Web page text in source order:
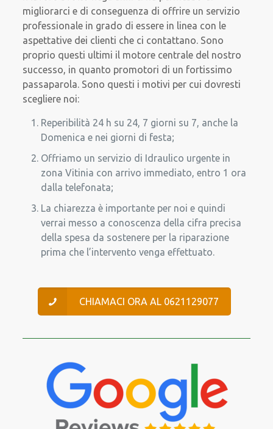
migliorarci e di conseguenza di offrire un servizio
professionale in grado di essere in linea con le
aspettative dei clienti che ci contattano. Sono
proprio questi ultimi il motore centrale del nostro
successo, in quanto promotori di un fortissimo
passaparola. Sono questi i motivi per cui dovresti
scegliere noi:
Reperibilità 24 h su 24, 7 giorni su 7, anche la
Domenica e nei giorni di festa;
Offriamo un servizio di Idraulico urgente in
zona Vitinia con arrivo immediato, entro 1 ora
dalla telefonata;
La chiarezza è importante per noi e quindi
verrai messo a conoscenza della cifra precisa
della spesa da sostenere per la riparazione
prima che l’intervento venga effettuato.
CHIAMACI ORA AL 0621129077